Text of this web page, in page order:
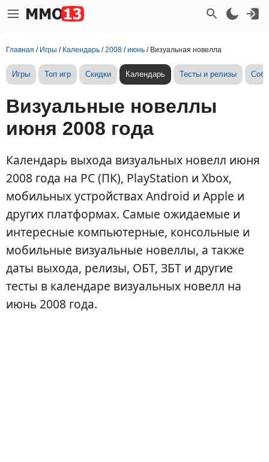
Главная / Игры / Календарь /2008 /июнь / Визуальная новелла
Игры Топ игр Скидки Календарь Тесты и релизы
Визуальные новеллы
июня 2008 года
Календарь выхода визуальных новелл июня
2008 года на PC (ПК), PlayStation и Xbox,
мобильных устройствах Android и Apple и
других платформах. Самые ожидаемые и
интересные компьютерные, консольные и
мобильные визуальные новеллы, а также
даты выхода, релизы, ОБТ, ЗБТ и другие
тесты в календаре визуальных новелл на
июнь 2008 года.